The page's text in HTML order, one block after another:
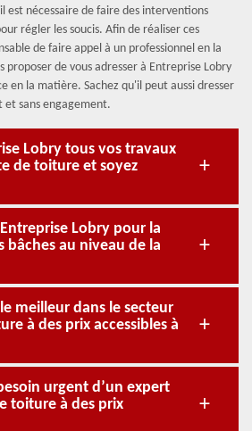
est nécessaire de faire des interventions
régler les soucis. Afin de réaliser ces
de faire appel à un professionnel en la
proposer de vous adresser à Entreprise Lobry
en la matière. Sachez qu'il peut aussi dresser
sans engagement.
Lobry tous vos travaux
de toiture et soyez
Lobry pour la
bâches au niveau de la
meilleur dans le secteur
à des prix accessibles à
urgent d’un expert
toiture à des prix